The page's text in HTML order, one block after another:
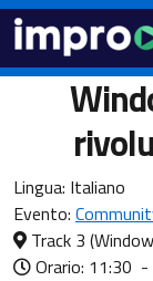
Lingua: Italiano
Evento:
Track 3
Orario: 11:30 -